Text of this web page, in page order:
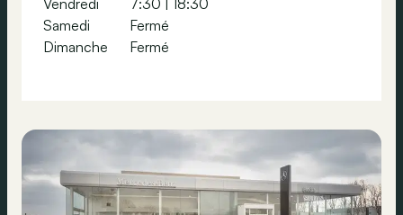
Vendredi
7:30
18:30
Samedi
Fermé
Dimanche
Fermé